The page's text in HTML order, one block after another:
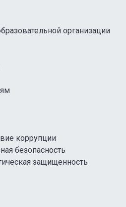
организации
коррупции
безопасность
защищенность